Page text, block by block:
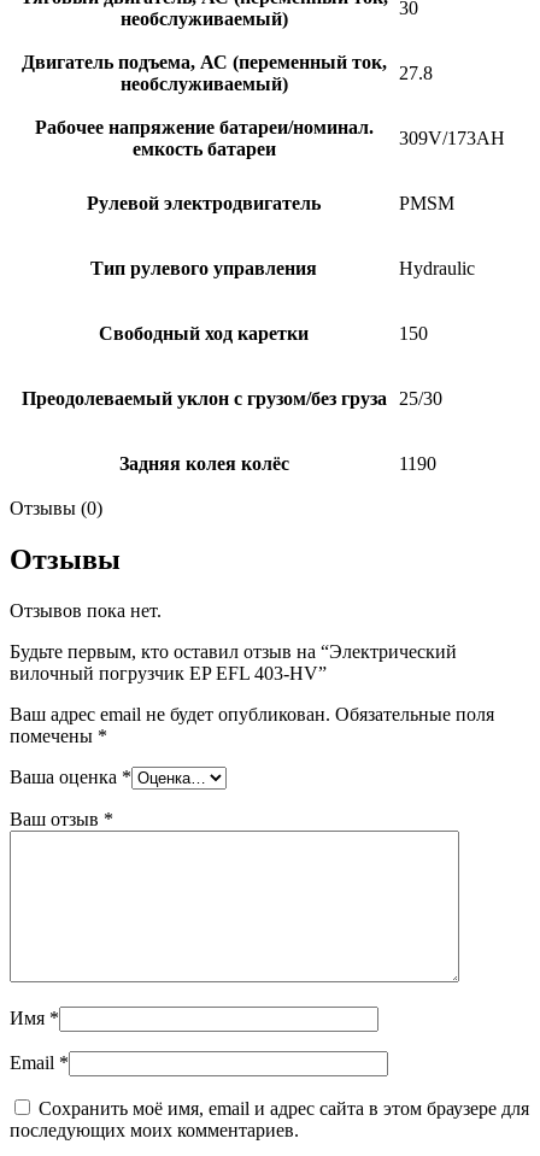
необслуживаемый)
30
Двигатель подъема, АС (переменный ток,
необслуживаемый)
27.8
Рабочее напряжение батареи/номинал.
емкость батареи
309V/173AH
Рулевой электродвигатель PMSM
Тип рулевого управления Hydraulic
Свободный ход каретки 150
Преодолеваемый уклон с грузом/без груза 25/30
Задняя колея колёс 1190
Отзывы (0)
Отзывы
Отзывов пока нет.
Будьте первым, кто оставил отзыв на “Электрический
вилочный погрузчик EP EFL 403-HV”
Ваш адрес email не будет опубликован. Обязательные поля
помечены *
Ваша оценка *
Ваш отзыв *
Имя *
Email *
Сохранить моё имя, email и адрес сайта в этом браузере для
последующих моих комментариев.